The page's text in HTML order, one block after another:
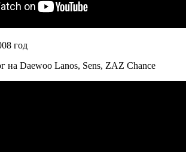
год
на Daewoo Lanos, Sens, ZAZ Chance